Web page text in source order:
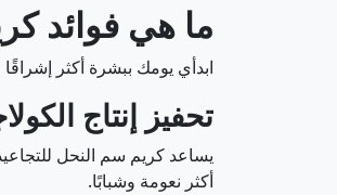
ما هي فوائد
ابدأي يومك ببشرة أكثر
تحفيز إنتاج
يساعد كريم سم النحل
أكثر نعومة وشبابًا.